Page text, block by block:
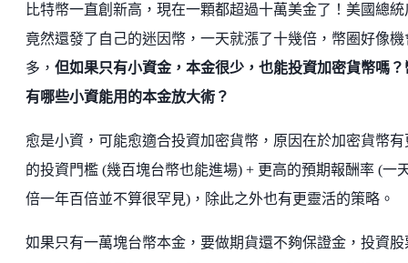
比特幣一直創新高，現在一顆都超過十萬美金了！美國總統
竟然還發了自己的迷因幣，一天就漲了十幾倍，幣圈好像機
多， 但如果只有小資金，本金很少，也能投資加密貨幣嗎？
有哪些小資能用的本金放大術？
愈是小資，可能愈適合投資加密貨幣，原因在於加密貨幣有
的投資門檻 (幾百塊台幣也能進場) + 更高的預期報酬率 (一
倍一年百倍並不算很罕見)，除此之外也有更靈活的策略。
如果只有一萬塊台幣本金，要做期貨還不夠保證金，投資股